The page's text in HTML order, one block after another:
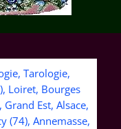
Tarologie,
Loiret, Bourges
Est, Alsace,
(74), Annemasse,